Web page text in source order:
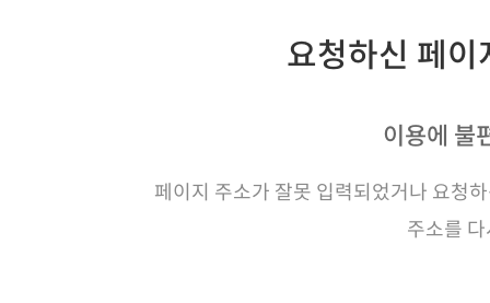
요청하신 페
이용에 불
페이지 주소가 잘못 입력되었거나 요청
주소를